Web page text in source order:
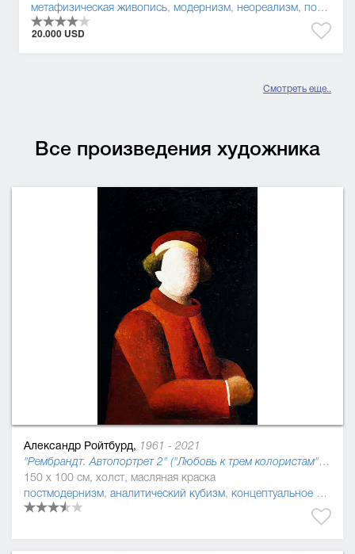
метафизическая живопись, модернизм, неореализм, постмодернизм
20.000 USD
Смотреть еще..
Все произведения художника
Александр Ройтбурд, 1961 - 2021
"Рембрандт. Автопортрет 2" ("Любовь к трем колористам"), 2019
150 x 100 см, холст, масляная краска
постмодернизм, аналитический кубизм, концептуальное искусство